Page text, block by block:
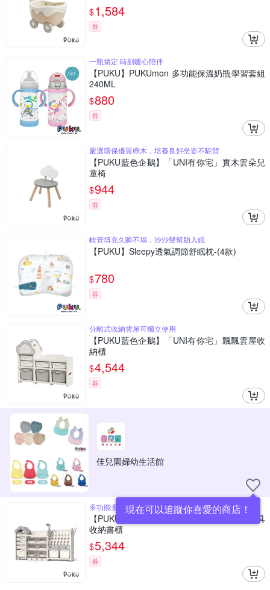
$1,584
券
一瓶搞定 時刻暖心陪伴
【PUKU】PUKUmon 多功能保溫奶瓶學習套組
240ML
$880
券
嚴選環保優質櫸木，培養良好坐姿不駝背
【PUKU藍色企鵝】「UNI有你宅」實木雲朵兒
童椅
$944
券
軟管填充久睡不塌，沙沙聲幫助入眠
【PUKU】Sleepy透氣調節舒眠枕-(4款)
$780
券
分離式收納雲屋可獨立使用
【PUKU藍色企鵝】「UNI有你宅」飄飄雲屋收
納櫃
$4,544
券
佳兒園婦幼生活館
現在可以追蹤你喜愛的商店！
多功能多種收納情境
【PUKU藍色企鵝】「UNI有你宅」多功能玩具
收納書櫃
$5,344
券